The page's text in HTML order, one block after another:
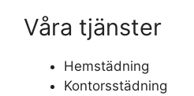
Våra tjänster
Hemstädning
Kontorsstädning